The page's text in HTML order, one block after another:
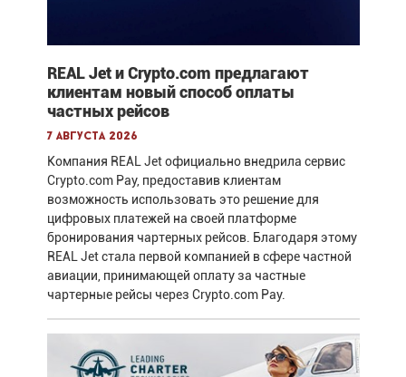
REAL Jet и Crypto.com предлагают
клиентам новый способ оплаты
частных рейсов
7 августа 2026
Компания REAL Jet официально внедрила сервис
Crypto.com Pay, предоставив клиентам
возможность использовать это решение для
цифровых платежей на своей платформе
бронирования чартерных рейсов. Благодаря этому
REAL Jet стала первой компанией в сфере частной
авиации, принимающей оплату за частные
чартерные рейсы через Crypto.com Pay.